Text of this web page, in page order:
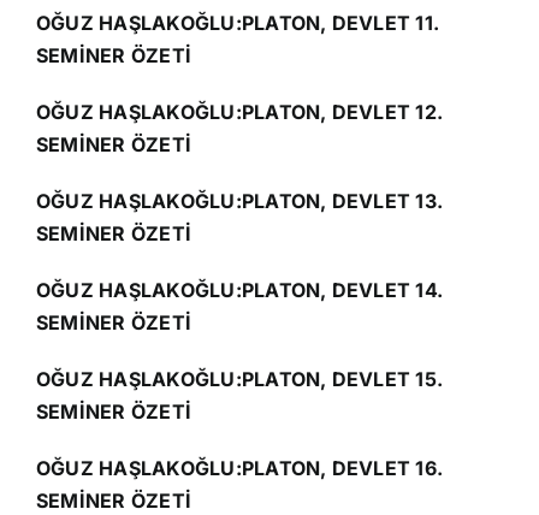
OĞUZ HAŞLAKOĞLU:PLATON, DEVLET 11.
SEMİNER ÖZETİ
OĞUZ HAŞLAKOĞLU:PLATON, DEVLET 12.
SEMİNER ÖZETİ
OĞUZ HAŞLAKOĞLU:PLATON, DEVLET 13.
SEMİNER ÖZETİ
OĞUZ HAŞLAKOĞLU:PLATON, DEVLET 14.
SEMİNER ÖZETİ
OĞUZ HAŞLAKOĞLU:PLATON, DEVLET 15.
SEMİNER ÖZETİ
OĞUZ HAŞLAKOĞLU:PLATON, DEVLET 16.
SEMİNER ÖZETİ